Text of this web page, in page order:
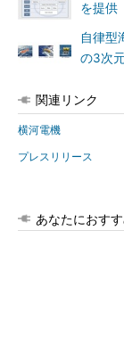
を提供
自律型
の3次
関連リンク
横河電機
プレスリリース
あなたにおす